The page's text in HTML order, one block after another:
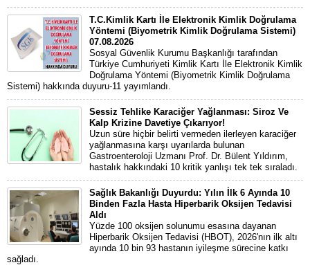
T.C.Kimlik Kartı İle Elektronik Kimlik Doğrulama
Yöntemi (Biyometrik Kimlik Doğrulama Sistemi)
07.08.2026
Sosyal Güvenlik Kurumu Başkanlığı tarafından
Türkiye Cumhuriyeti Kimlik Kartı İle Elektronik Kimlik
Doğrulama Yöntemi (Biyometrik Kimlik Doğrulama
Sistemi) hakkında duyuru-11 yayımlandı.
Sessiz Tehlike Karaciğer Yağlanması: Siroz Ve
Kalp Krizine Davetiye Çıkarıyor!
Uzun süre hiçbir belirti vermeden ilerleyen karaciğer
yağlanmasına karşı uyarılarda bulunan
Gastroenteroloji Uzmanı Prof. Dr. Bülent Yıldırım,
hastalık hakkındaki 10 kritik yanlışı tek tek sıraladı.
Sağlık Bakanlığı Duyurdu: Yılın İlk 6 Ayında 10
Binden Fazla Hasta Hiperbarik Oksijen Tedavisi
Aldı
Yüzde 100 oksijen solunumu esasına dayanan
Hiperbarik Oksijen Tedavisi (HBOT), 2026'nın ilk altı
ayında 10 bin 93 hastanın iyileşme sürecine katkı
sağladı.